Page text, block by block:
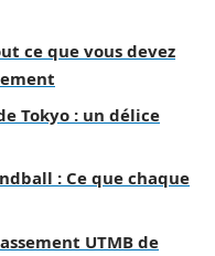
ce que vous devez
Tokyo : un délice
: Ce que chaque
UTMB de